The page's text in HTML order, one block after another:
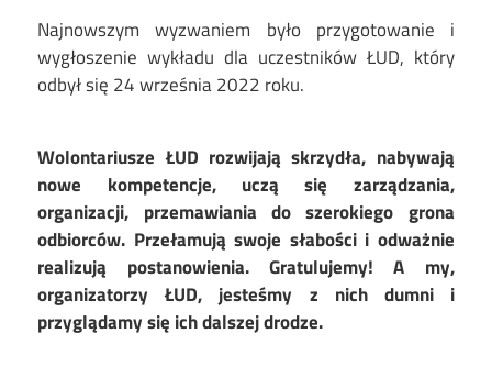
Najnowszym wyzwaniem było przygotowanie i
wygłoszenie wykładu dla uczestników ŁUD, który
odbył się 24 września 2022 roku.
Wolontariusze ŁUD rozwijają skrzydła, nabywają
nowe kompetencje, uczą się zarządzania,
organizacji, przemawiania do szerokiego grona
odbiorców. Przełamują swoje słabości i odważnie
realizują postanowienia. Gratulujemy! A my,
organizatorzy ŁUD, jesteśmy z nich dumni i
przyglądamy się ich dalszej drodze.